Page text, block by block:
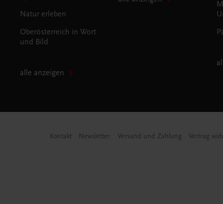
Natur erleben
Oberösterreich in Wort
und Bild
alle anzeigen
Kontakt Newsletter Versand und Zahlung Vertrag